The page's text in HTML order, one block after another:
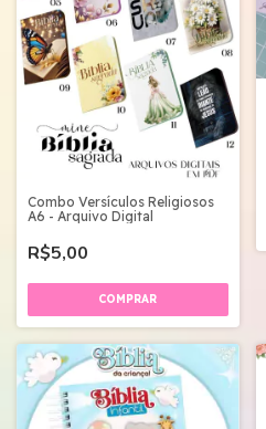
Combo Versículos Religiosos
A6 - Arquivo Digital
R$5,00